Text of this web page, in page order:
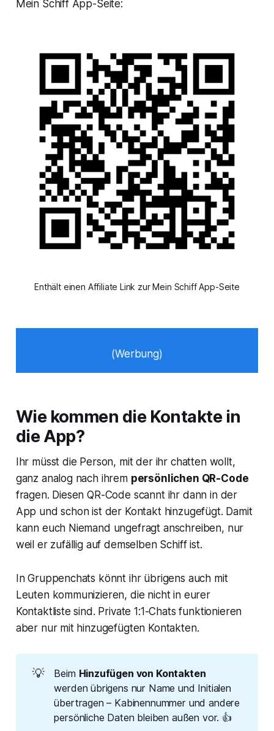
Mein Schiff App-Seite:
Enthält einen Affiliate Link zur Mein Schiff App-Seite
(Werbung)
Wie kommen die Kontakte in
die App?
Ihr müsst die Person, mit der ihr chatten wollt,
ganz analog nach ihrem persönlichen QR-Code
fragen. Diesen QR-Code scannt ihr dann in der
App und schon ist der Kontakt hinzugefügt. Damit
kann euch Niemand ungefragt anschreiben, nur
weil er zufällig auf demselben Schiff ist.
In Gruppenchats könnt ihr übrigens auch mit
Leuten kommunizieren, die nicht in eurer
Kontaktliste sind. Private 1:1-Chats funktionieren
aber nur mit hinzugefügten Kontakten.
💡 Beim Hinzufügen von Kontakten
werden übrigens nur Name und Initialen
übertragen – Kabinennummer und andere
persönliche Daten bleiben außen vor. 👍